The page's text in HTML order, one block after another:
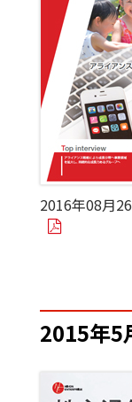
2016年08月
2015年5